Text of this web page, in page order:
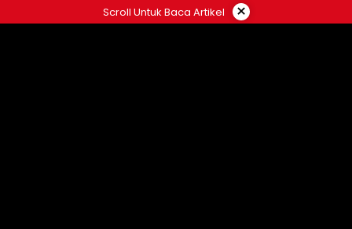
ke
Scroll Untuk Baca Artikel ×